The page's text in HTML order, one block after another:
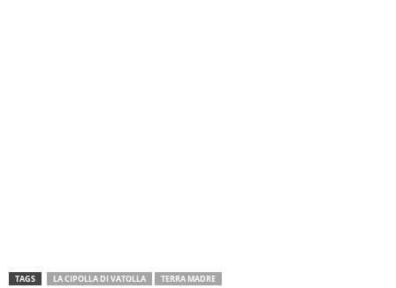
TAGS LA CIPOLLA DI VATOLLA TERRA MADRE